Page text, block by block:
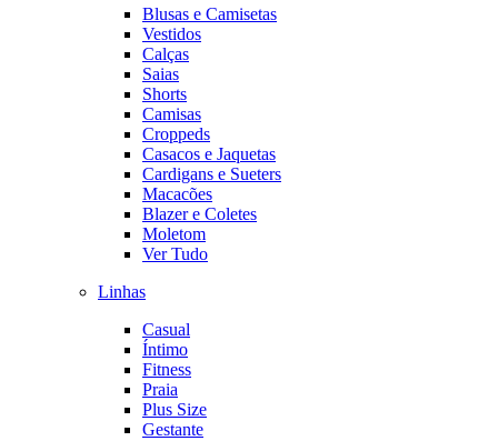
Blusas e Camisetas
Vestidos
Calças
Saias
Shorts
Camisas
Croppeds
Casacos e Jaquetas
Cardigans e Sueters
Macacões
Blazer e Coletes
Moletom
Ver Tudo
Linhas
Casual
Íntimo
Fitness
Praia
Plus Size
Gestante